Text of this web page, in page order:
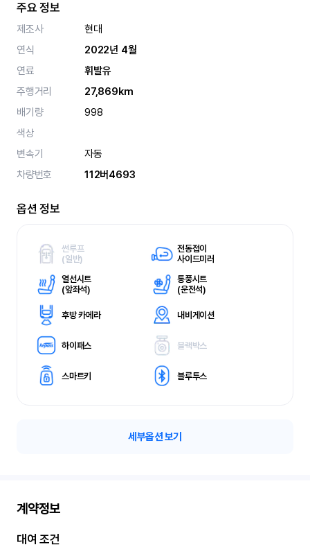
주요 정보
제조사
현대
연식
2022년 4월
연료
휘발유
주행거리
27,869km
배기량
998
색상
변속기
자동
차량번호
112버4693
옵션 정보
썬루프
(일반)
전동접이
사이드미러
열선시트
(앞좌석)
통풍시트
(운전석)
후방 카메라 내비게이션
하이패스 블랙박스
스마트키 블루투스
세부옵션 보기
계약정보
대여 조건